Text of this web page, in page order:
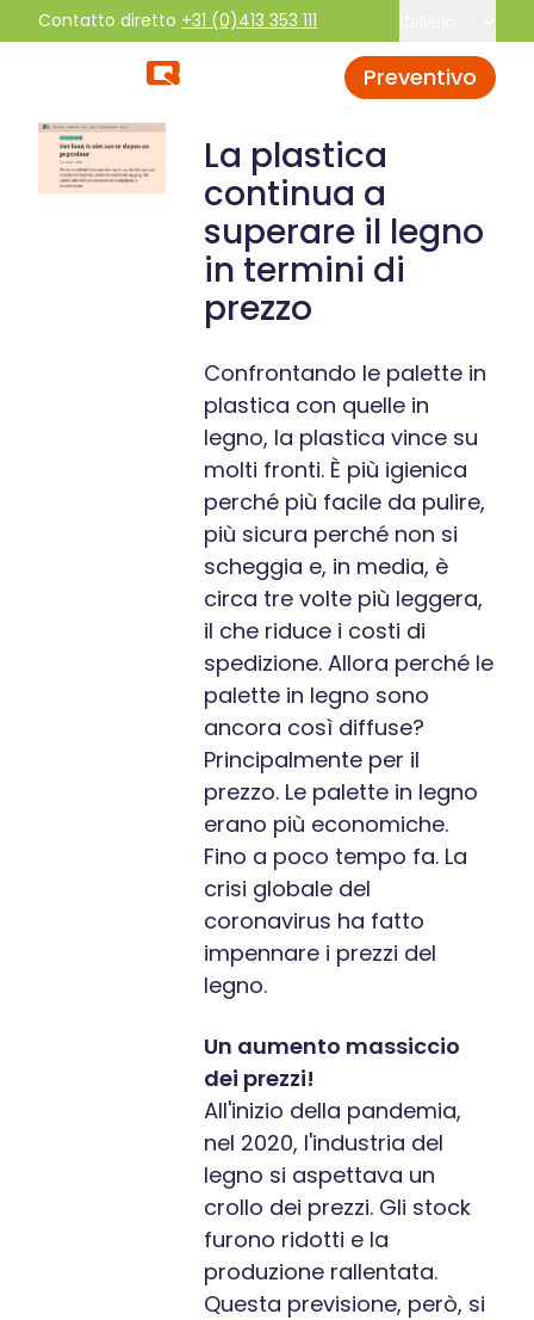
Contatto diretto +31 (0)413 353 111
Preventivo
La plastica
continua a
superare il legno
in termini di
prezzo
Confrontando le palette in
plastica con quelle in
legno, la plastica vince su
molti fronti. È più igienica
perché più facile da pulire,
più sicura perché non si
scheggia e, in media, è
circa tre volte più leggera,
il che riduce i costi di
spedizione. Allora perché le
palette in legno sono
ancora così diffuse?
Principalmente per il
prezzo. Le palette in legno
erano più economiche.
Fino a poco tempo fa. La
crisi globale del
coronavirus ha fatto
impennare i prezzi del
legno.
Un aumento massiccio
dei prezzi!
All'inizio della pandemia,
nel 2020, l'industria del
legno si aspettava un
crollo dei prezzi. Gli stock
furono ridotti e la
produzione rallentata.
Questa previsione, però, si